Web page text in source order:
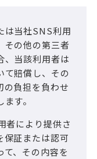
は当社SNS利用
その他の第三者
、当該利用者は
て賠償し、その
の負担を負わせ
す。
者により提供さ
保証または認可
て、その内容を